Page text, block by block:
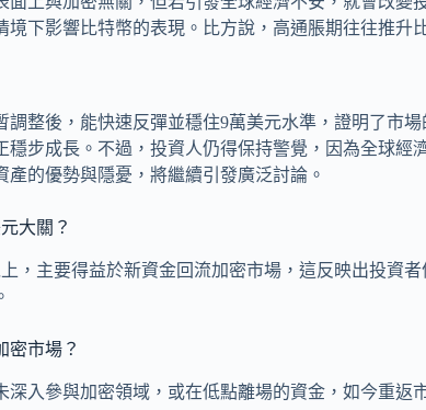
境下影響比特幣的表現。比方說，高通脹期往往推升
調整後，能快速反彈並穩住9萬美元水準，證明了市
穩步成長。不過，投資人仍得保持警覺，因為全球
產的優勢與隱憂，將繼續引發廣泛討論。
大關？
，主要得益於新資金回流加密市場，這反映出投資
密市場？
深入參與加密領域，或在低點離場的資金，如今重返